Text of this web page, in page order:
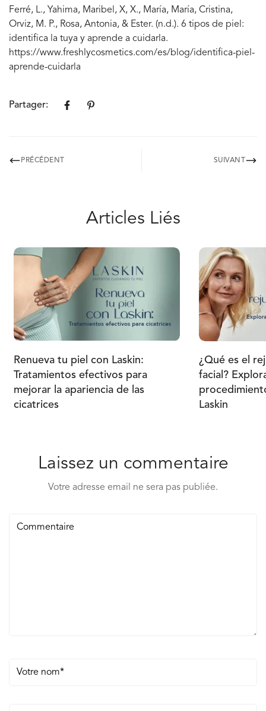
Ferré, L., Yahima, Maribel, X, X., María, María, Cristina,
Orviz, M. P., Rosa, Antonia, & Ester. (n.d.). 6 tipos de piel:
identifica la tuya y aprende a cuidarla.
https://www.freshlycosmetics.com/es/blog/identifica-piel-
aprende-cuidarla
Partager:
PRÉCÉDENT SUIVANT
Articles Liés
Renueva tu piel con Laskin:
Tratamientos efectivos para
mejorar la apariencia de las
cicatrices
¿Qué es el
facial?
Laskin
Laissez un commentaire
Votre adresse email ne sera pas publiée.